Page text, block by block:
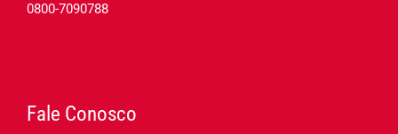
0800-7090788
Fale Conosco